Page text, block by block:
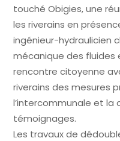
touché Obigies, une
les riverains en
ingénieur-hydraulicien
mécanique des fluides
rencontre citoyenne
riverains des mesures
l’intercommunale et la
témoignages.
Les travaux de